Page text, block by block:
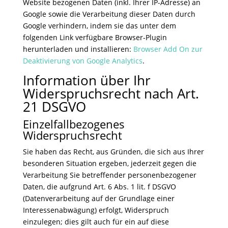
Website bezogenen Daten (inkl. Ihrer IP-Adresse) an
Google sowie die Verarbeitung dieser Daten durch
Google verhindern, indem sie das unter dem
folgenden Link verfügbare Browser-Plugin
herunterladen und installieren: Browser Add On zur
Deaktivierung von Google Analytics.
Information über Ihr
Widerspruchsrecht nach Art.
21 DSGVO
Einzelfallbezogenes
Widerspruchsrecht
Sie haben das Recht, aus Gründen, die sich aus Ihrer
besonderen Situation ergeben, jederzeit gegen die
Verarbeitung Sie betreffender personenbezogener
Daten, die aufgrund Art. 6 Abs. 1 lit. f DSGVO
(Datenverarbeitung auf der Grundlage einer
Interessenabwägung) erfolgt, Widerspruch
einzulegen; dies gilt auch für ein auf diese